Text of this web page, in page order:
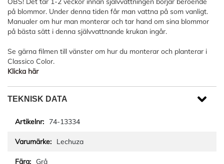
på blommor. Under denna tiden får man vattna på som vanligt.
Manualer om hur man monterar och tar hand om sina blommor
på bästa sätt i denna självvattnande krukan ingår.
Se gärna filmen till vänster om hur du monterar och planterar i
Classico Color.
Klicka här
TEKNISK DATA
74-13334
Lechuza
Grå